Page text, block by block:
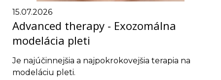
15.07.2026
Advanced therapy - Exozomálna
modelácia pleti
Je najúčinnejšia a najpokrokovejšia terapia na
modeláciu pleti.